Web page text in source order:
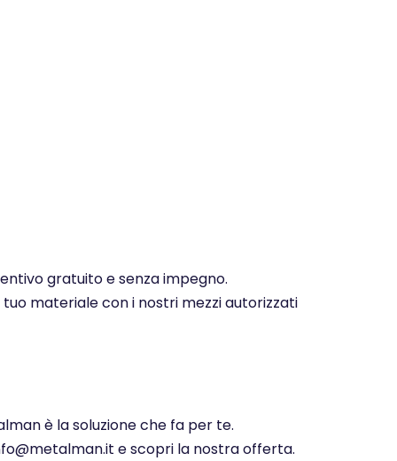
gratuito e senza impegno.
materiale con i nostri mezzi autorizzati
è la soluzione che fa per te.
e scopri la nostra offerta.